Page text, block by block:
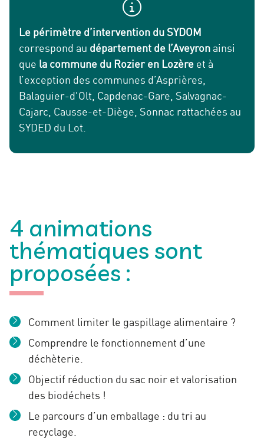
Le périmètre d’intervention du SYDOM
correspond au département de l’Aveyron ainsi
que la commune du Rozier en Lozère et à
l’exception des communes d’Asprières,
Balaguier-d'Olt, Capdenac-Gare, Salvagnac-
Cajarc, Causse-et-Diège, Sonnac rattachées au
SYDED du Lot.
4 animations
thématiques sont
proposées :
Comment limiter le gaspillage alimentaire ?
Comprendre le fonctionnement d’une
déchèterie.
Objectif réduction du sac noir et valorisation
des biodéchets !
Le parcours d’un emballage : du tri au
recyclage.